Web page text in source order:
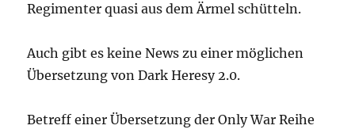
Regimenter quasi aus dem Ärmel schütteln.
Auch gibt es keine News zu einer möglichen
Übersetzung von Dark Heresy 2.0.
Betreff einer Übersetzung der Only War Reihe